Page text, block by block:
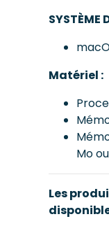
SYSTÈME
Matériel :
Mo
Les